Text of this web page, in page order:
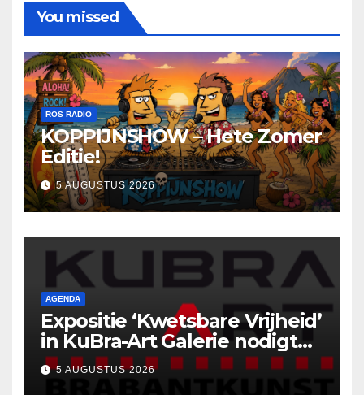
You missed
ROS RADIO
KOPPIJNSHOW – Hete Zomer
Editie!
5 AUGUSTUS 2026
AGENDA
Expositie ‘Kwetsbare Vrijheid’
in KuBra-Art Galerie nodigt
uit tot ontmoeting en
reflectie
5 AUGUSTUS 2026